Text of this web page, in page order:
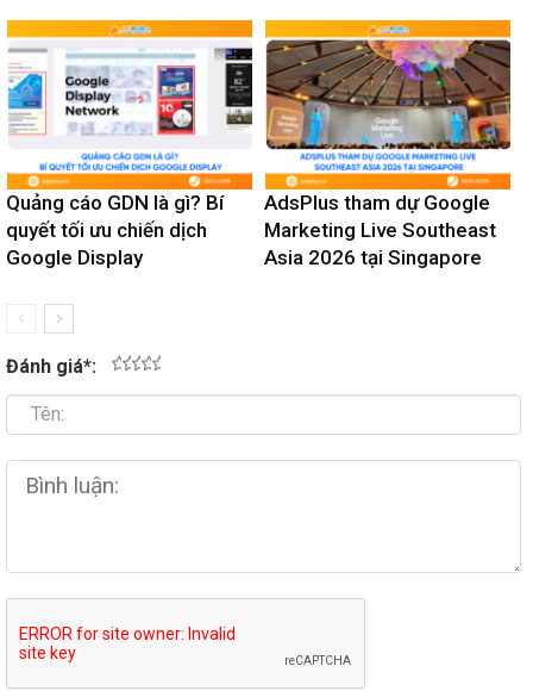
Quảng cáo GDN là gì? Bí
quyết tối ưu chiến dịch
Google Display
AdsPlus tham dự Google
Marketing Live Southeast
Asia 2026 tại Singapore
Đánh giá*: